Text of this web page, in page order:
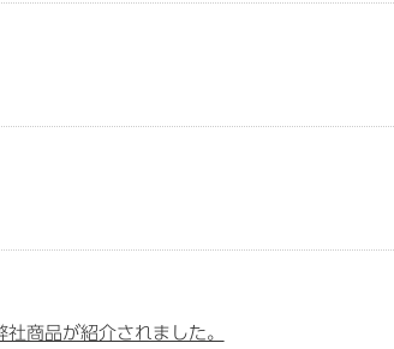
商品が紹介されました。